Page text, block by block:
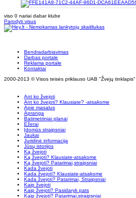
viso 0 nariai dabar klube
Parodyti visus
Bendradarbiavimas
Darbas portale
Reklama portale
Kontaktai
2000-2013 © Visos teisės priklauso UAB "Žvejų tinklapis"
Ant ko žvejoti
Ant ko žvejoti? Klausiate? -atsakome
Apie masalus
Apranga
Batimetriniai planai
Ežerai
Įdomūs straipsniai
Jaukai
Juridinė informacija
Jūsų istorijos
Ką žvejoti
Ką žvejoti? Klausiate-atsakome
Ką žvejoti? Patarimai,straipsniai
Kada žvejoti
Kada žvejoti? Klausiate-atsakome
Kada žvejoti? Patarimai, Straipsniai
Kaip žvejoti
Kaip žvejoti? Pasidaryk pats
Kaip žvejoti? Patarimai,straipsniai